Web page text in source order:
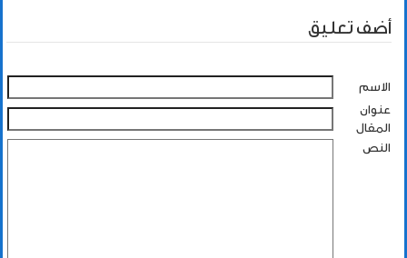
أضف تعليق
الاسم
عنوان
المقال
النص